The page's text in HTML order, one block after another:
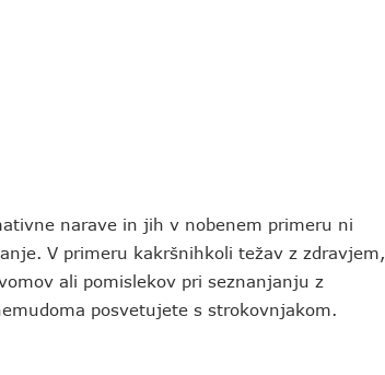
narave in jih v nobenem primeru ni
V primeru kakršnihkoli težav z zdravjem,
ali pomislekov pri seznanjanju z
posvetujete s strokovnjakom.